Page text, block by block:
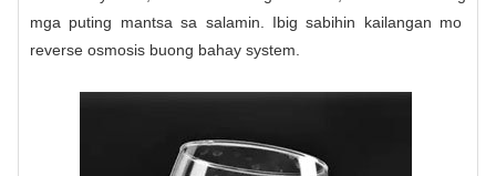
mga puting mantsa sa salamin. Ibig sabihin kailangan mo
reverse osmosis buong bahay system